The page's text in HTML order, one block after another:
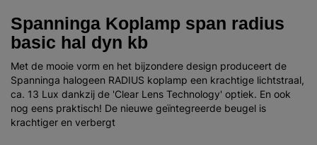
Spanninga Koplamp span radius
basic hal dyn kb
Met de mooie vorm en het bijzondere design produceert de
Spanninga halogeen RADIUS koplamp een krachtige lichtstraal,
ca. 13 Lux dankzij de 'Clear Lens Technology' optiek. En ook
nog eens praktisch! De nieuwe geïntegreerde beugel is
krachtiger en verbergt